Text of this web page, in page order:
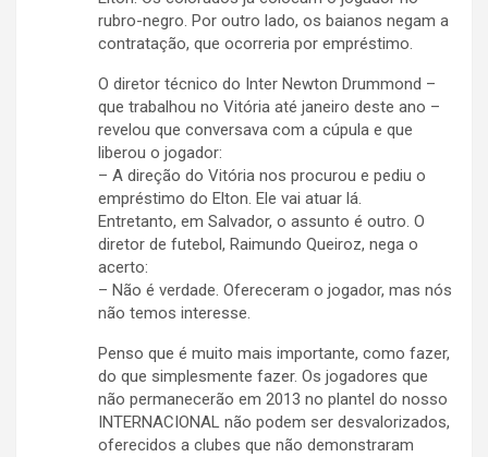
rubro-negro. Por outro lado, os baianos negam a
contratação, que ocorreria por empréstimo.
O diretor técnico do Inter Newton Drummond –
que trabalhou no Vitória até janeiro deste ano –
revelou que conversava com a cúpula e que
liberou o jogador:
– A direção do Vitória nos procurou e pediu o
empréstimo do Elton. Ele vai atuar lá.
Entretanto, em Salvador, o assunto é outro. O
diretor de futebol, Raimundo Queiroz, nega o
acerto:
– Não é verdade. Ofereceram o jogador, mas nós
não temos interesse.
Penso que é muito mais importante, como fazer,
do que simplesmente fazer. Os jogadores que
não permanecerão em 2013 no plantel do nosso
INTERNACIONAL não podem ser desvalorizados,
oferecidos a clubes que não demonstraram